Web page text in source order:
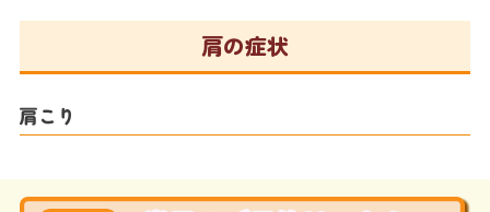
肩の症状
肩こり